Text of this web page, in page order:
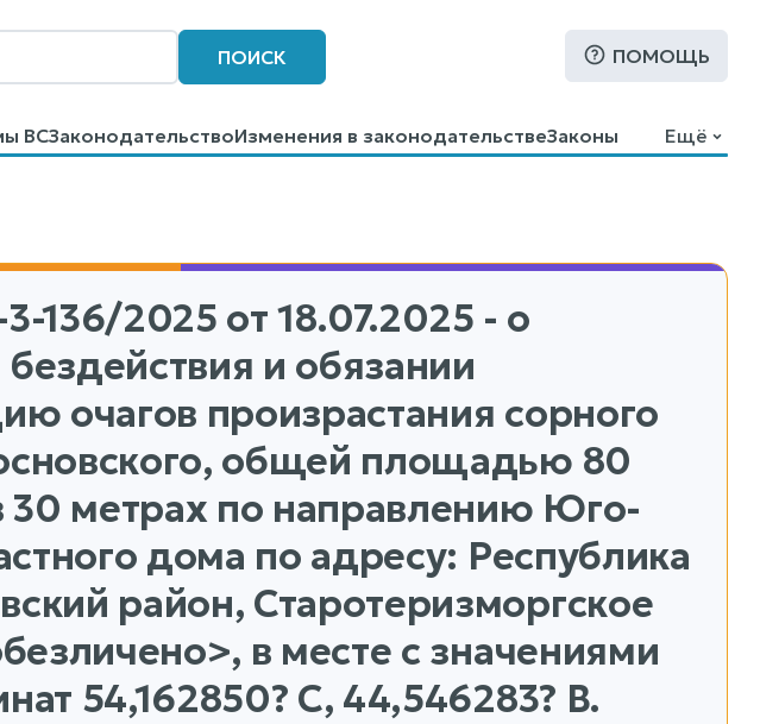
ПОИСК ПОМОЩЬ
ВСЗаконодательствоИзменения в законодательствеЗаконы
Ещё
136/2025 от 18.07.2025 - о
и обязании
очагов произрастания сорного
общей площадью 80
метрах по направлению Юго-
дома по адресу: Республика
район, Старотеризморгское
в месте с значениями
54,162850? С, 44,546283? В.